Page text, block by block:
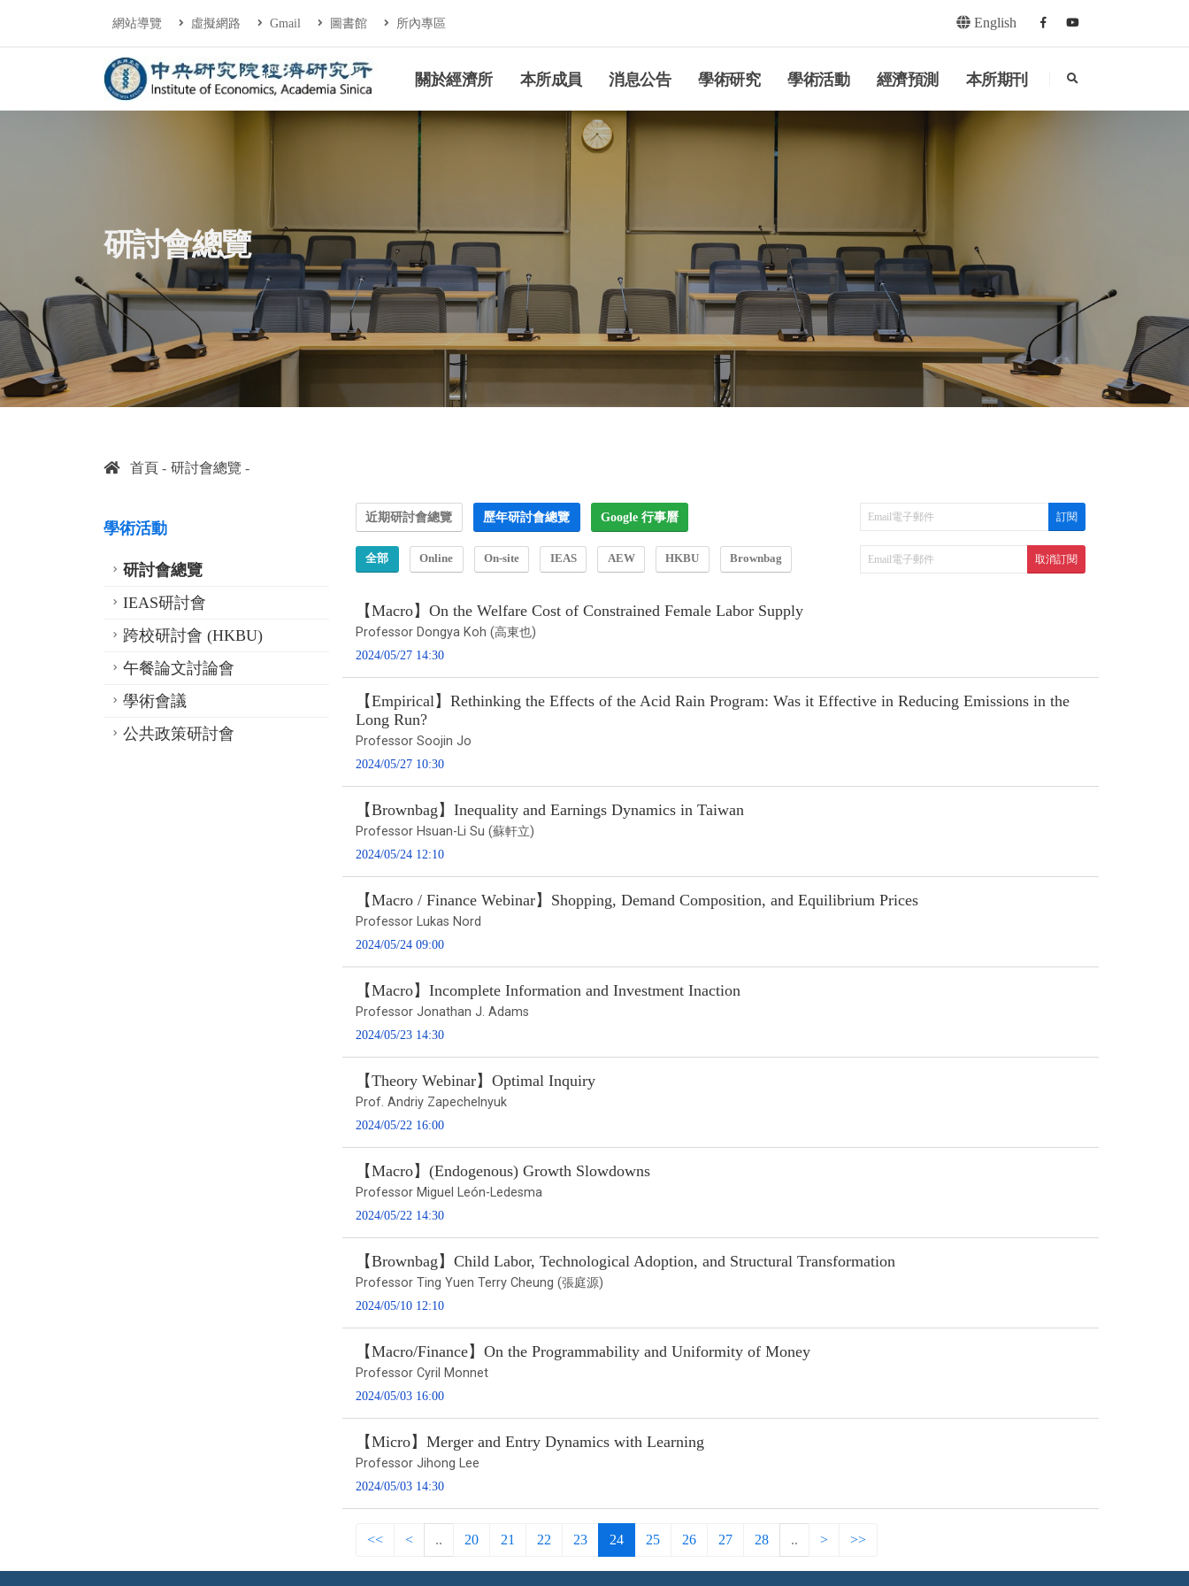
連往主要內容區塊
網站導覽 虛擬網路 Gmail 圖書館 所內專區 English Facebookyoutube
中央研究院經濟研究所關於經濟所 本所成員 消息公告 學術研究 學術活動 經濟預測 本所期刊 search
研討會總覽
首頁 研討會總覽
學術活動
研討會總覽
IEAS研討會
跨校研討會 (HKBU)
午餐論文討論會
學術會議
公共政策研討會
近期研討會總覽 歷年研討會總覽 Google 行事曆
全部 Online On-site IEAS AEW HKBU Brownbag
【Macro】On the Welfare Cost of Constrained Female Labor Supply
Professor Dongya Koh (高東也)
2024/05/27 14:30
【Empirical】Rethinking the Effects of the Acid Rain Program: Was it Effective in Reducing Emissions in the
Long Run?
Professor Soojin Jo
2024/05/27 10:30
【Brownbag】Inequality and Earnings Dynamics in Taiwan
Professor Hsuan-Li Su (蘇軒立)
2024/05/24 12:10
【Macro / Finance Webinar】Shopping, Demand Composition, and Equilibrium Prices
Professor Lukas Nord
2024/05/24 09:00
【Macro】Incomplete Information and Investment Inaction
Professor Jonathan J. Adams
2024/05/23 14:30
【Theory Webinar】Optimal Inquiry
Prof. Andriy Zapechelnyuk
2024/05/22 16:00
【Macro】(Endogenous) Growth Slowdowns
Professor Miguel León-Ledesma
2024/05/22 14:30
【Brownbag】Child Labor, Technological Adoption, and Structural Transformation
Professor Ting Yuen Terry Cheung (張庭源)
2024/05/10 12:10
【Macro/Finance】On the Programmability and Uniformity of Money
Professor Cyril Monnet
2024/05/03 16:00
【Micro】Merger and Entry Dynamics with Learning
Professor Jihong Lee
2024/05/03 14:30
<< < .. 20 21 22 23 24 25 26 27 28 .. > >>